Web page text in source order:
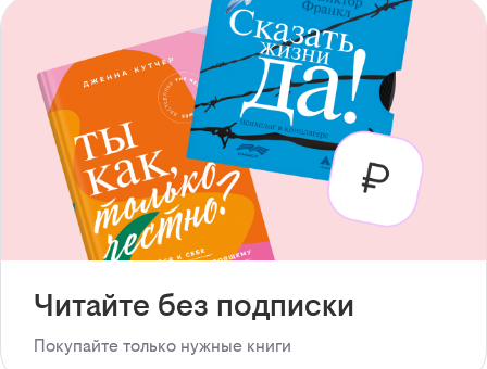
Читайте без подписки
Покупайте только нужные книги